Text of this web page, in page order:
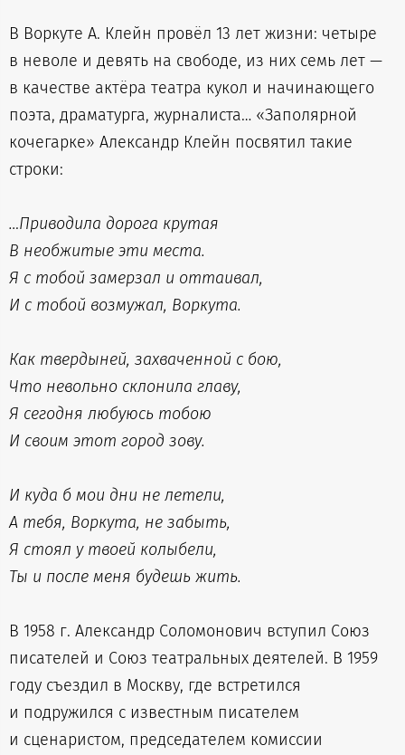
В Воркуте А. Клейн провёл 13 лет жизни: четыре
в неволе и девять на свободе, из них семь лет —
в качестве актёра театра кукол и начинающего
поэта, драматурга, журналиста… «Заполярной
кочегарке» Александр Клейн посвятил такие
строки:
…Приводила дорога крутая
В необжитые эти места.
Я с тобой замерзал и оттаивал,
И с тобой возмужал, Воркута.
Как твердыней, захваченной с бою,
Что невольно склонила главу,
Я сегодня любуюсь тобою
И своим этот город зову.
И куда б мои дни не летели,
А тебя, Воркута, не забыть,
Я стоял у твоей колыбели,
Ты и после меня будешь жить.
В 1958 г. Александр Соломонович вступил Союз
писателей и Союз театральных деятелей. В 1959
году съездил в Москву, где встретился
и подружился с известным писателем
и сценаристом, председателем комиссии